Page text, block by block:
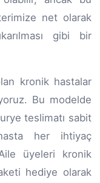
net olarak
gibi bir
kronik hastalar
Bu modelde
teslimatı sabit
her ihtiyaç
üyeleri kronik
hediye olarak